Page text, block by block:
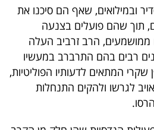
ובמילואים, שאף הם סיכנו את
תוך שהם פועלים בצנעה
ממושמעים, הרב זרביב העלה
רבים בהם התרברב במעשיו
שקרי המתאים לדעותיו הפוליטיות,
לגרשו ולהקים התנחלות